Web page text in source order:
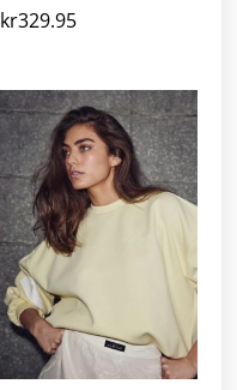
kr329.95